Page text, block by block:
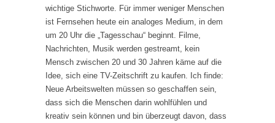
wichtige Stichworte. Für immer weniger Menschen
ist Fernsehen heute ein analoges Medium, in dem
um 20 Uhr die „Tagesschau“ beginnt. Filme,
Nachrichten, Musik werden gestreamt, kein
Mensch zwischen 20 und 30 Jahren käme auf die
Idee, sich eine TV-Zeitschrift zu kaufen. Ich finde:
Neue Arbeitswelten müssen so geschaffen sein,
dass sich die Menschen darin wohlfühlen und
kreativ sein können und bin überzeugt davon, dass